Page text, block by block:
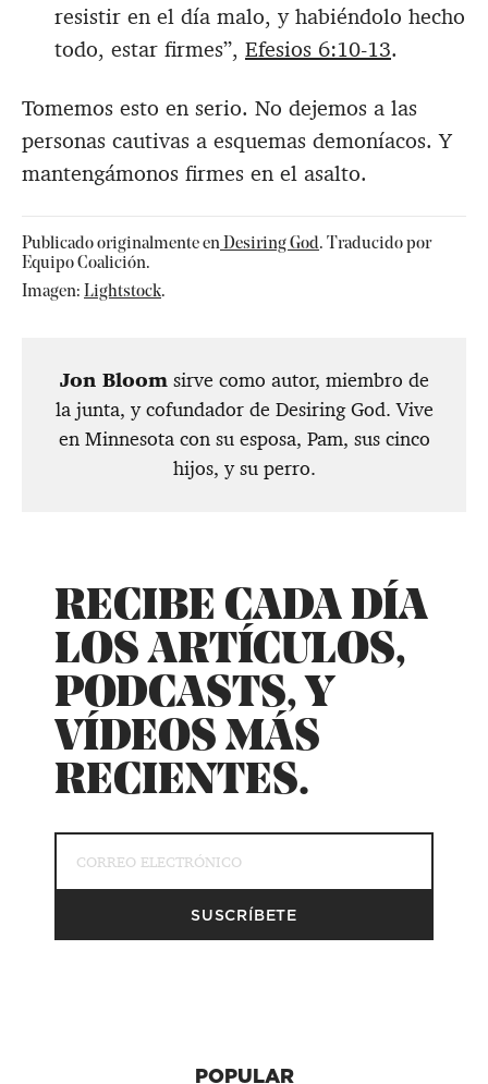
resistir en el día malo, y habiéndolo hecho
todo, estar firmes”, Efesios 6:10-13.
Tomemos esto en serio. No dejemos a las
personas cautivas a esquemas demoníacos. Y
mantengámonos firmes en el asalto.
Publicado originalmente enDesiring God. Traducido por
Equipo Coalición.
Imagen: Lightstock.
Jon Bloomsirve como autor, miembro de
la junta, y cofundador de Desiring God. Vive
en Minnesota con su esposa, Pam, sus cinco
hijos, y su perro.
RECIBE CADA DÍA
LOS ARTÍCULOS,
PODCASTS, Y
VÍDEOS MÁS
RECIENTES.
POPULAR